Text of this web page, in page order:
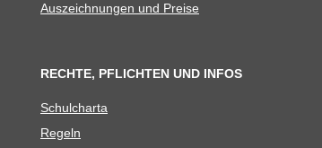
Aus­zeich­nun­gen und Preise
RECHTE, PFLICHTEN UND INFOS
Schul­charta
Regeln